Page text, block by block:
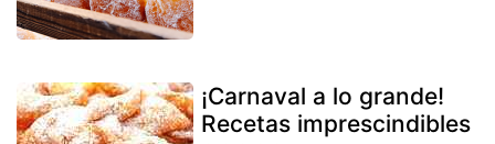
¡Carnaval a lo grande!
Recetas imprescindibles